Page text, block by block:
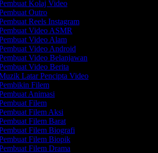
Kolaj Video
Outro
Reels Instagram
Video ASMR
Video Alam
Video Android
Video Belanjawan
Video Berita
Latar Pencipta Video
Filem
Animasi
Filem
Filem Aksi
Filem Barat
Filem Biografi
Filem Biopik
Filem Drama